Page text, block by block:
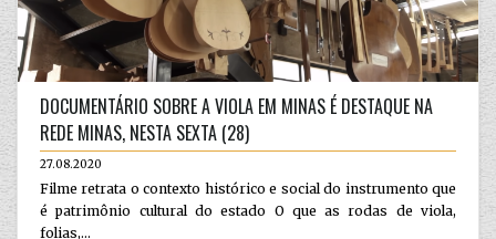
DOCUMENTÁRIO SOBRE A VIOLA EM MINAS É DESTAQUE NA
REDE MINAS, NESTA SEXTA (28)
27.08.2020
Filme retrata o contexto histórico e social do instrumento que
é patrimônio cultural do estado O que as rodas de viola,
folias,...